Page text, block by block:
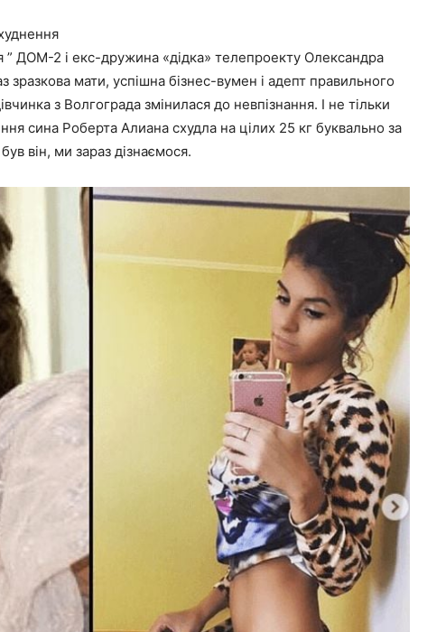
” ДОМ-2 і екс-дружина «дідка» телепроекту Олександра
зразкова мати, успішна бізнес-вумен і адепт правильного
з Волгограда змінилася до невпізнання. І не тільки
сина Роберта Алиана схудла на цілих 25 кг буквально за
він, ми зараз дізнаємося.